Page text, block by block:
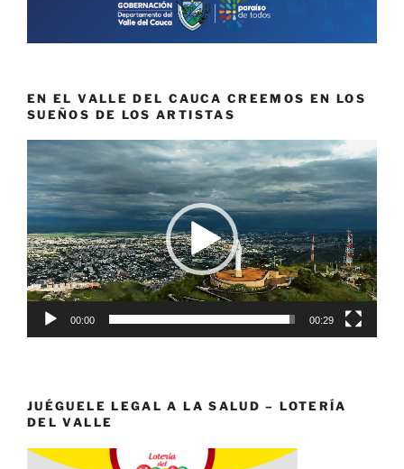
EN EL VALLE DEL CAUCA CREEMOS EN LOS
SUEÑOS DE LOS ARTISTAS
Reproductor
de
vídeo
00:00 00:29
JUÉGUELE LEGAL A LA SALUD – LOTERÍA
DEL VALLE